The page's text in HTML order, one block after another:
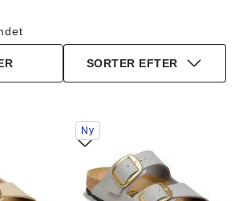
SORTER EFTER
Interaktion
med
prøvefarver
opdatere
produktbilledet
Ny